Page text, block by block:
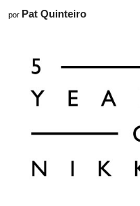
por Pat Quinteiro